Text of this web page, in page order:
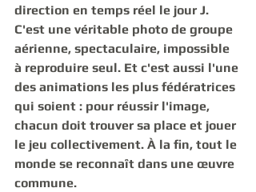
direction en temps réel le jour J.
C'est une véritable photo de groupe
aérienne, spectaculaire, impossible
à reproduire seul. Et c'est aussi l'une
des animations les plus fédératrices
qui soient : pour réussir l'image,
chacun doit trouver sa place et jouer
le jeu collectivement. À la fin, tout le
monde se reconnaît dans une œuvre
commune.